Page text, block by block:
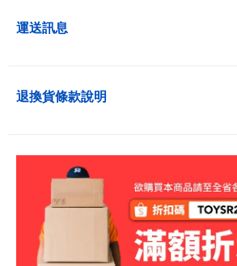
運送訊息
退換貨條款說明